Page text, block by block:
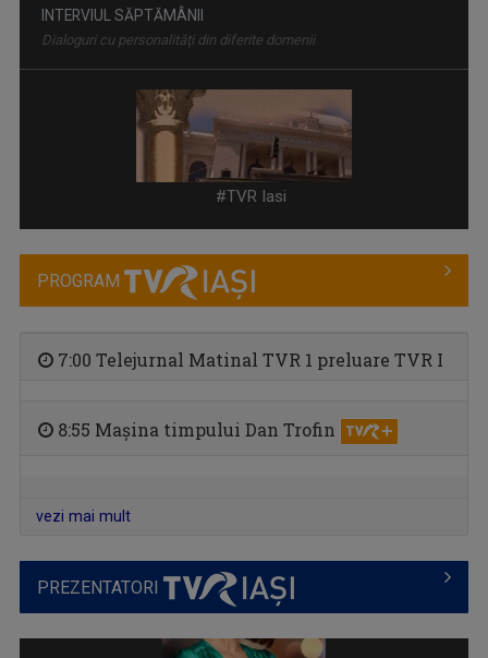
IAȘII MARILOR IUBIRI
Poveşti despre oraşul de odinioară şi cel de ...
EDUCAȚIA LA ZI
#TVR Iasi
PROGRAM
7:00 Telejurnal Matinal TVR 1 preluare TVR I
8:55 Mașina timpului Dan Trofin
vezi mai mult
PREZENTATORI